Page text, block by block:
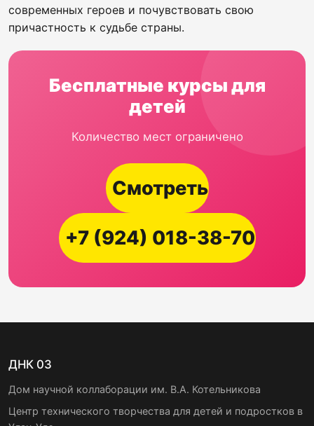
современных героев и почувствовать свою
причастность к судьбе страны.
Бесплатные курсы для
детей
Количество мест ограничено
Смотреть
+7 (924) 018-38-70
ДНК 03
Дом научной коллаборации им. В.А. Котельникова
Центр технического творчества для детей и подростков в